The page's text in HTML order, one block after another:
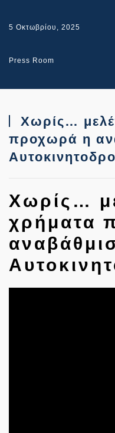
5 Οκτωβρίου, 2025
Press Room
Χωρίς…
προχωρά η
Χωρίς…
χρήματα